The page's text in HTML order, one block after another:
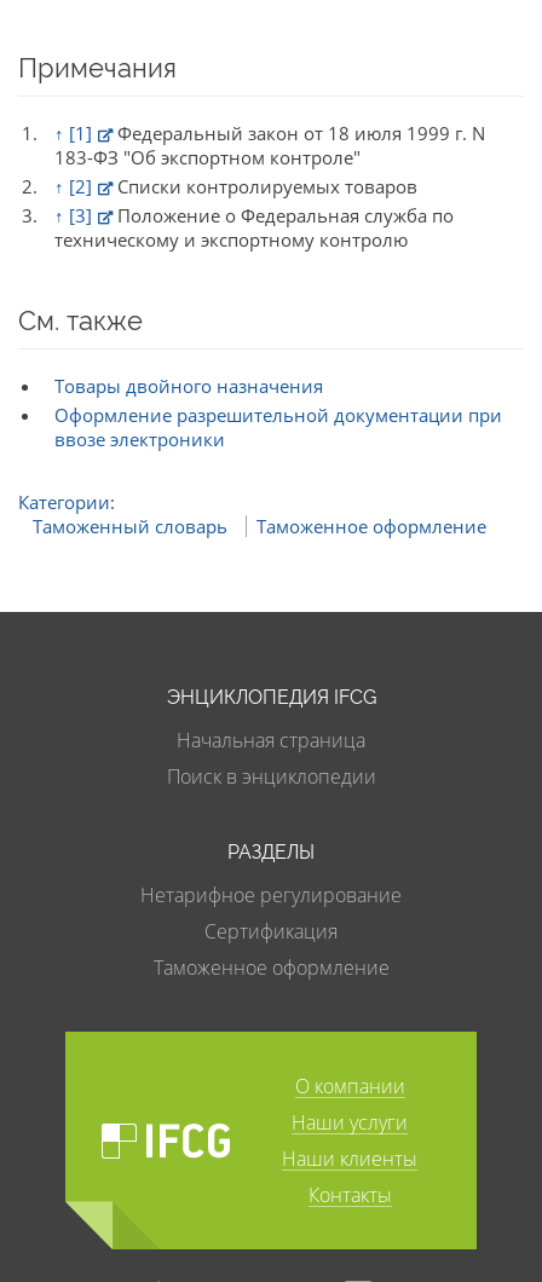
Примечания
↑ [1]
Федеральный закон от 18 июля 1999 г. N
183-ФЗ "Об экспортном контроле"
↑ [2]
Списки контролируемых товаров
↑ [3]
Положение о Федеральная служба по
техническому и экспортному контролю
См. также
Товары двойного назначения
Оформление разрешительной документации при
ввозе электроники
Категории:
Таможенный словарь
Таможенное оформление
ЭНЦИКЛОПЕДИЯ IFCG
Начальная страница
Поиск в энциклопедии
РАЗДЕЛЫ
Нетарифное регулирование
Сертификация
Таможенное оформление
О компании
Наши услуги
Наши клиенты
Контакты